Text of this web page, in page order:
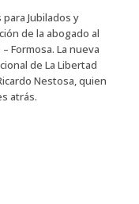
Jubilados y
de la abogado al
Formosa. La nueva
de La Libertad
Nestosa, quien
atrás.